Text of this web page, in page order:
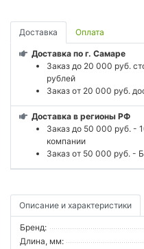
Доставка Оплата
Доставка по г. Самаре
Заказ до 20 000 руб.
рублей
Заказ от 20 000 руб.
Доставка в регионы РФ
Заказ до 50 000 руб. -
компании
Заказ от 50 000 руб.
Описание и характеристики
Бренд:
Длина, мм: